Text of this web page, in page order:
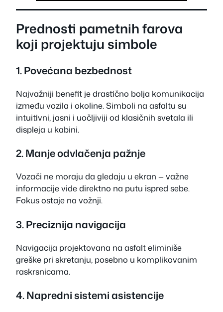
Prednosti pametnih farova
koji projektuju simbole
1. Povećana bezbednost
Najvažniji benefit je drastično bolja komunikacija
između vozila i okoline. Simboli na asfaltu su
intuitivni, jasni i uočljiviji od klasičnih svetala ili
displeja u kabini.
2. Manje odvlačenja pažnje
Vozači ne moraju da gledaju u ekran — važne
informacije vide direktno na putu ispred sebe.
Fokus ostaje na vožnji.
3. Preciznija navigacija
Navigacija projektovana na asfalt eliminiše
greške pri skretanju, posebno u komplikovanim
raskrsnicama.
4. Napredni sistemi asistencije